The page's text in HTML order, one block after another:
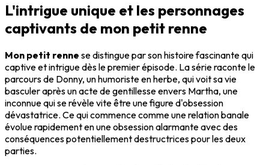
L'intrigue unique et les personnages
captivants de mon petit renne
Mon petit renne se distingue par son histoire fascinante qui
captive et intrigue dès le premier épisode. La série raconte le
parcours de Donny, un humoriste en herbe, qui voit sa vie
basculer après un acte de gentillesse envers Martha, une
inconnue qui se révèle vite être une figure d'obsession
dévastatrice. Ce qui commence comme une relation banale
évolue rapidement en une obsession alarmante avec des
conséquences potentiellement destructrices pour les deux
parties.